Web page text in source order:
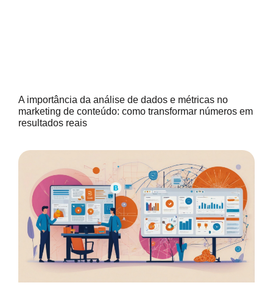
A importância da análise de dados e métricas no
marketing de conteúdo: como transformar números em
resultados reais